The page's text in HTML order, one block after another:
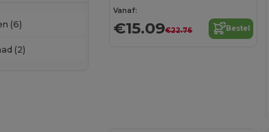
(6)
(2)
Vanaf:
€15.09€22.76 Bestel